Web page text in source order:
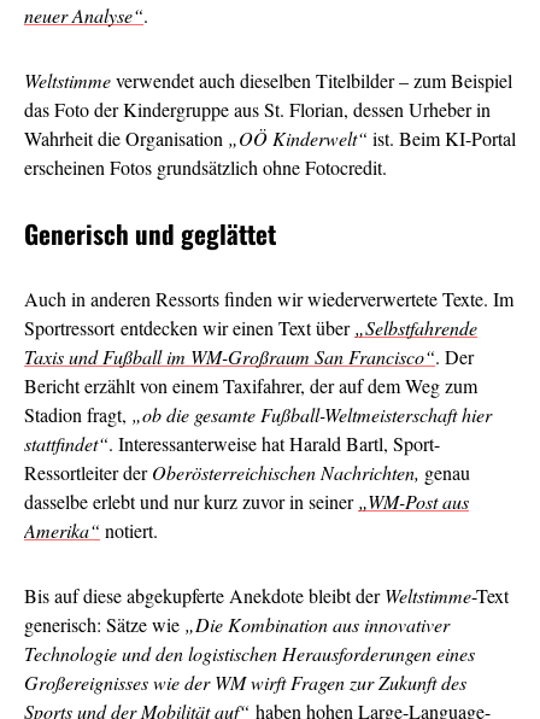
neuer Analyse“.
Weltstimmeverwendet auch dieselben Titelbilder – zum Beispiel
das Foto der Kindergruppe aus St. Florian, dessen Urheber in
Wahrheit die Organisation „OÖ Kinderwelt“ ist. Beim KI-Portal
erscheinen Fotos grundsätzlich ohne Fotocredit.
Generisch und geglättet
Auch in anderen Ressorts finden wir wiederverwertete Texte. Im
Sportressort entdecken wir einen Text über„Selbstfahrende
Taxis und Fußball im WM-Großraum San Francisco“. Der
Bericht erzählt von einem Taxifahrer, der auf dem Weg zum
Stadion fragt, „ob die gesamte Fußball-Weltmeisterschaft hier
stattfindet“. Interessanterweise hat Harald Bartl, Sport-
Ressortleiter derOberösterreichischen Nachrichten, genau
dasselbe erlebt und nur kurz zuvor in seiner„WM-Post aus
Amerika“ notiert.
Bis auf diese abgekupferte Anekdote bleibt derWeltstimme-Text
generisch: Sätze wie „Die Kombination aus innovativer
Technologie und den logistischen Herausforderungen eines
Großereignisses wie der WM wirft Fragen zur Zukunft des
Sports und der Mobilität auf“ haben hohen Large-Language-